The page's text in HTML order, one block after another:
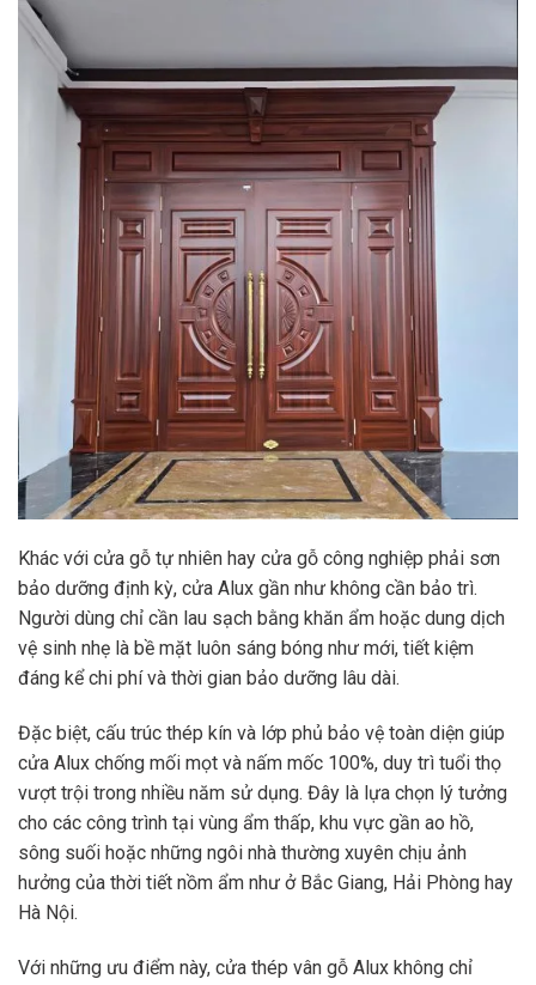
Khác với cửa gỗ tự nhiên hay cửa gỗ công nghiệp phải sơn
bảo dưỡng định kỳ, cửa Alux gần như không cần bảo trì.
Người dùng chỉ cần lau sạch bằng khăn ẩm hoặc dung dịch
vệ sinh nhẹ là bề mặt luôn sáng bóng như mới, tiết kiệm
đáng kể chi phí và thời gian bảo dưỡng lâu dài.
Đặc biệt, cấu trúc thép kín và lớp phủ bảo vệ toàn diện giúp
cửa Alux chống mối mọt và nấm mốc 100%, duy trì tuổi thọ
vượt trội trong nhiều năm sử dụng. Đây là lựa chọn lý tưởng
cho các công trình tại vùng ẩm thấp, khu vực gần ao hồ,
sông suối hoặc những ngôi nhà thường xuyên chịu ảnh
hưởng của thời tiết nồm ẩm như ở Bắc Giang, Hải Phòng hay
Hà Nội.
Với những ưu điểm này, cửa thép vân gỗ Alux không chỉ